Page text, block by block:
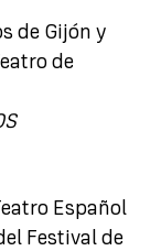
de Gijón y
de
Español
Festival de